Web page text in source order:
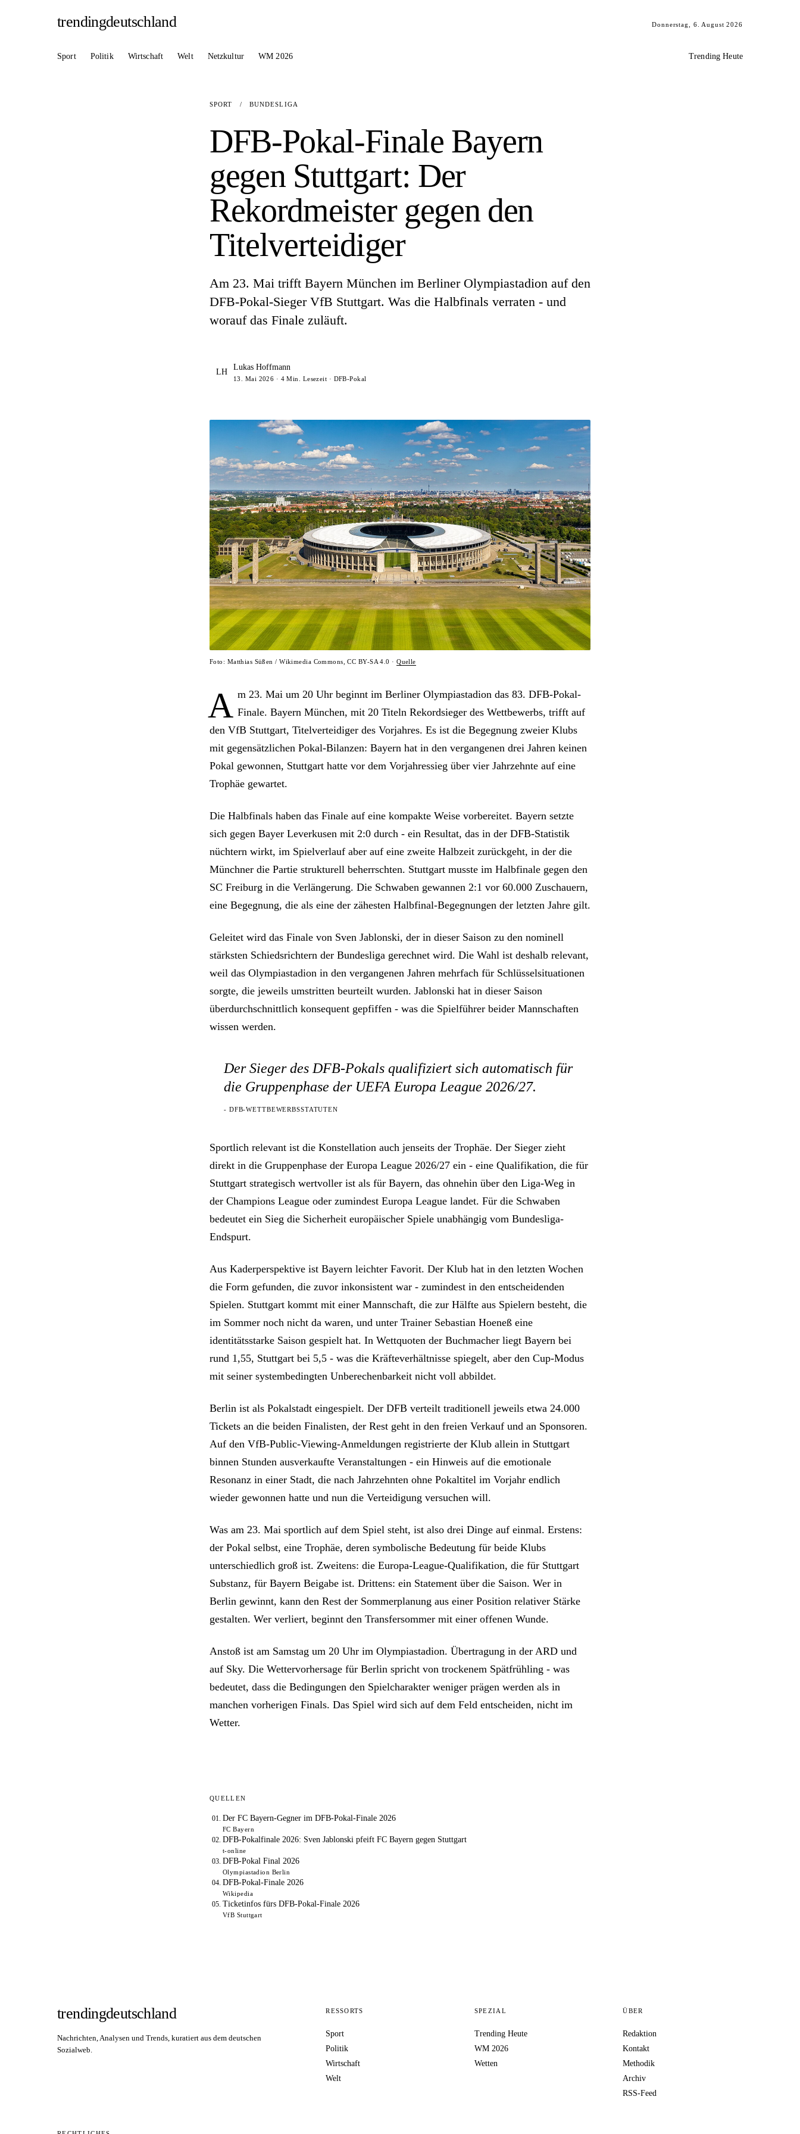
trendingdeutschland Donnerstag, 6. August 2026
Sport Politik Wirtschaft Welt Netzkultur WM 2026 Trending Heute
SPORT / BUNDESLIGA
DFB-Pokal-Finale Bayern
gegen Stuttgart: Der
Rekordmeister gegen den
Titelverteidiger
Am 23. Mai trifft Bayern München im Berliner Olympiastadion auf den
DFB-Pokal-Sieger VfB Stuttgart. Was die Halbfinals verraten - und
worauf das Finale zuläuft.
LH
Lukas Hoffmann
13. Mai 2026 · 4 Min. Lesezeit · DFB-Pokal
Foto: Matthias Süßen / Wikimedia Commons, CC BY-SA 4.0 ·Quelle
A m 23. Mai um 20 Uhr beginnt im Berliner Olympiastadion das 83. DFB-Pokal-
Finale. Bayern München, mit 20 Titeln Rekordsieger des Wettbewerbs, trifft auf
den VfB Stuttgart, Titelverteidiger des Vorjahres. Es ist die Begegnung zweier Klubs
mit gegensätzlichen Pokal-Bilanzen: Bayern hat in den vergangenen drei Jahren keinen
Pokal gewonnen, Stuttgart hatte vor dem Vorjahressieg über vier Jahrzehnte auf eine
Trophäe gewartet.
Die Halbfinals haben das Finale auf eine kompakte Weise vorbereitet. Bayern setzte
sich gegen Bayer Leverkusen mit 2:0 durch - ein Resultat, das in der DFB-Statistik
nüchtern wirkt, im Spielverlauf aber auf eine zweite Halbzeit zurückgeht, in der die
Münchner die Partie strukturell beherrschten. Stuttgart musste im Halbfinale gegen den
SC Freiburg in die Verlängerung. Die Schwaben gewannen 2:1 vor 60.000 Zuschauern,
eine Begegnung, die als eine der zähesten Halbfinal-Begegnungen der letzten Jahre gilt.
Geleitet wird das Finale von Sven Jablonski, der in dieser Saison zu den nominell
stärksten Schiedsrichtern der Bundesliga gerechnet wird. Die Wahl ist deshalb relevant,
weil das Olympiastadion in den vergangenen Jahren mehrfach für Schlüsselsituationen
sorgte, die jeweils umstritten beurteilt wurden. Jablonski hat in dieser Saison
überdurchschnittlich konsequent gepfiffen - was die Spielführer beider Mannschaften
wissen werden.
Der Sieger des DFB-Pokals qualifiziert sich automatisch für
die Gruppenphase der UEFA Europa League 2026/27.
- DFB-WETTBEWERBSSTATUTEN
Sportlich relevant ist die Konstellation auch jenseits der Trophäe. Der Sieger zieht
direkt in die Gruppenphase der Europa League 2026/27 ein - eine Qualifikation, die für
Stuttgart strategisch wertvoller ist als für Bayern, das ohnehin über den Liga-Weg in
der Champions League oder zumindest Europa League landet. Für die Schwaben
bedeutet ein Sieg die Sicherheit europäischer Spiele unabhängig vom Bundesliga-
Endspurt.
Aus Kaderperspektive ist Bayern leichter Favorit. Der Klub hat in den letzten Wochen
die Form gefunden, die zuvor inkonsistent war - zumindest in den entscheidenden
Spielen. Stuttgart kommt mit einer Mannschaft, die zur Hälfte aus Spielern besteht, die
im Sommer noch nicht da waren, und unter Trainer Sebastian Hoeneß eine
identitätsstarke Saison gespielt hat. In Wettquoten der Buchmacher liegt Bayern bei
rund 1,55, Stuttgart bei 5,5 - was die Kräfteverhältnisse spiegelt, aber den Cup-Modus
mit seiner systembedingten Unberechenbarkeit nicht voll abbildet.
Berlin ist als Pokalstadt eingespielt. Der DFB verteilt traditionell jeweils etwa 24.000
Tickets an die beiden Finalisten, der Rest geht in den freien Verkauf und an Sponsoren.
Auf den VfB-Public-Viewing-Anmeldungen registrierte der Klub allein in Stuttgart
binnen Stunden ausverkaufte Veranstaltungen - ein Hinweis auf die emotionale
Resonanz in einer Stadt, die nach Jahrzehnten ohne Pokaltitel im Vorjahr endlich
wieder gewonnen hatte und nun die Verteidigung versuchen will.
Was am 23. Mai sportlich auf dem Spiel steht, ist also drei Dinge auf einmal. Erstens:
der Pokal selbst, eine Trophäe, deren symbolische Bedeutung für beide Klubs
unterschiedlich groß ist. Zweitens: die Europa-League-Qualifikation, die für Stuttgart
Substanz, für Bayern Beigabe ist. Drittens: ein Statement über die Saison. Wer in
Berlin gewinnt, kann den Rest der Sommerplanung aus einer Position relativer Stärke
gestalten. Wer verliert, beginnt den Transfersommer mit einer offenen Wunde.
Anstoß ist am Samstag um 20 Uhr im Olympiastadion. Übertragung in der ARD und
auf Sky. Die Wettervorhersage für Berlin spricht von trockenem Spätfrühling - was
bedeutet, dass die Bedingungen den Spielcharakter weniger prägen werden als in
manchen vorherigen Finals. Das Spiel wird sich auf dem Feld entscheiden, nicht im
Wetter.
QUELLEN
Der FC Bayern-Gegner im DFB-Pokal-Finale 2026
FC Bayern
DFB-Pokalfinale 2026: Sven Jablonski pfeift FC Bayern gegen Stuttgart
t-online
DFB-Pokal Final 2026
Olympiastadion Berlin
DFB-Pokal-Finale 2026
Wikipedia
Ticketinfos fürs DFB-Pokal-Finale 2026
VfB Stuttgart
trendingdeutschland
Nachrichten, Analysen und Trends, kuratiert aus dem deutschen
Sozialweb.
RESSORTS
Sport
Politik
Wirtschaft
Welt
SPEZIAL
Trending Heute
WM 2026
Wetten
ÜBER
Redaktion
Kontakt
Methodik
Archiv
RSS-Feed